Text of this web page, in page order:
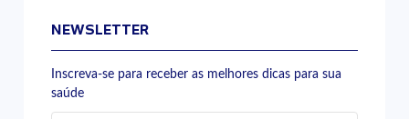
NEWSLETTER
Inscreva-se para receber as melhores dicas para sua
saúde